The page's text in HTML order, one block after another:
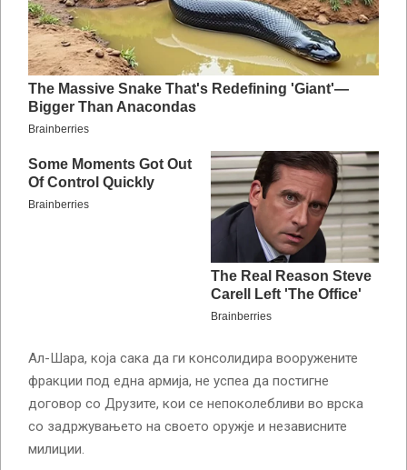
Ал-Шара, која сака да ги консолидира вооружените
фракции под една армија, не успеа да постигне
договор со Друзите, кои се непоколебливи во врска
со задржувањето на своето оружје и независните
милиции.